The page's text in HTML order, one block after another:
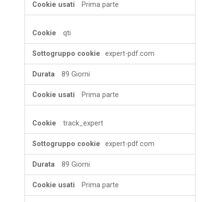
Prima parte
qti
expert-pdf.com
89 Giorni
Prima parte
track_expert
expert-pdf.com
89 Giorni
Prima parte